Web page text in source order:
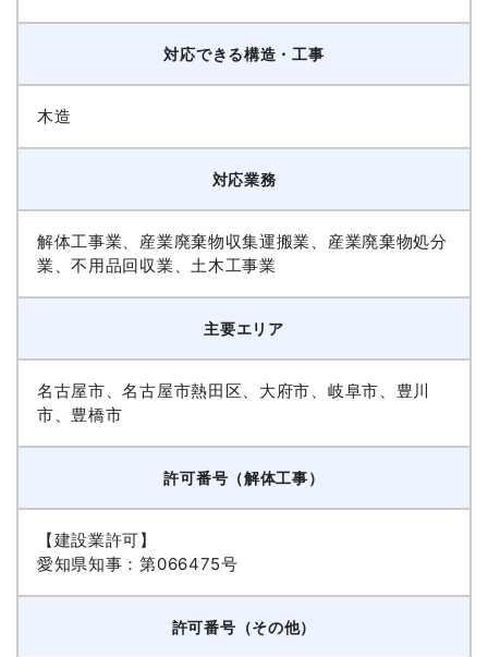
対応できる構造・工事
木造
対応業務
解体工事業、産業廃棄物収集運搬業、産業廃棄物処分
業、不用品回収業、土木工事業
主要エリア
名古屋市、名古屋市熱田区、大府市、岐阜市、豊川
市、豊橋市
許可番号（解体工事）
【建設業許可】
愛知県知事：第066475号
許可番号（その他）